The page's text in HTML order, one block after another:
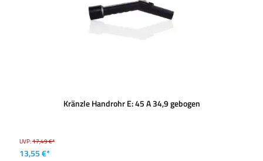
Kränzle Handrohr E: 45 A 34,9 gebogen
UVP:17,49 €*
13,55 €*